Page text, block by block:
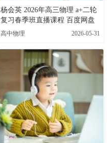
杨会英 2026年高三物理 a+二轮
复习春季班直播课程 百度网盘
下载
高中物理 2026-05-31